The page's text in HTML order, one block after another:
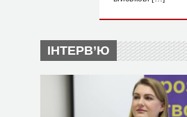
ІНТЕРВ’Ю